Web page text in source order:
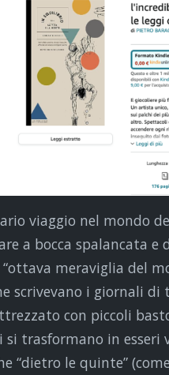
viaggio nel mondo
a bocca spalancata
“ottava meraviglia del
scrivevano i giornali di
con piccoli
si trasformano in
“dietro le quinte”